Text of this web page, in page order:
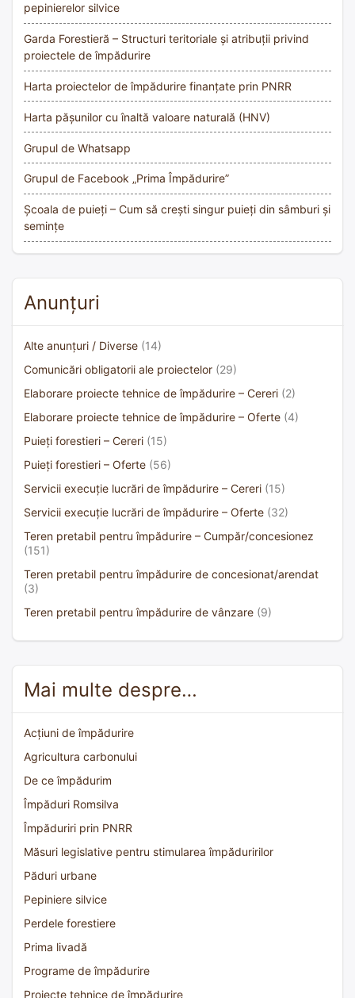
pepinierelor silvice
Garda Forestieră – Structuri teritoriale și atribuții privind
proiectele de împădurire
Harta proiectelor de împădurire finanțate prin PNRR
Harta pășunilor cu înaltă valoare naturală (HNV)
Grupul de Whatsapp
Grupul de Facebook „Prima Împădurire”
Școala de puieți – Cum să crești singur puieți din sâmburi și
semințe
Anunțuri
Alte anunțuri / Diverse (14)
Comunicări obligatorii ale proiectelor (29)
Elaborare proiecte tehnice de împădurire – Cereri (2)
Elaborare proiecte tehnice de împădurire – Oferte (4)
Puieți forestieri – Cereri (15)
Puieți forestieri – Oferte (56)
Servicii execuție lucrări de împădurire – Cereri (15)
Servicii execuție lucrări de împădurire – Oferte (32)
Teren pretabil pentru împădurire – Cumpăr/concesionez
(151)
Teren pretabil pentru împădurire de concesionat/arendat
(3)
Teren pretabil pentru împădurire de vânzare (9)
Mai multe despre…
Acțiuni de împădurire
Agricultura carbonului
De ce împădurim
Împăduri Romsilva
Împăduriri prin PNRR
Măsuri legislative pentru stimularea împăduririlor
Păduri urbane
Pepiniere silvice
Perdele forestiere
Prima livadă
Programe de împădurire
Proiecte tehnice de împădurire